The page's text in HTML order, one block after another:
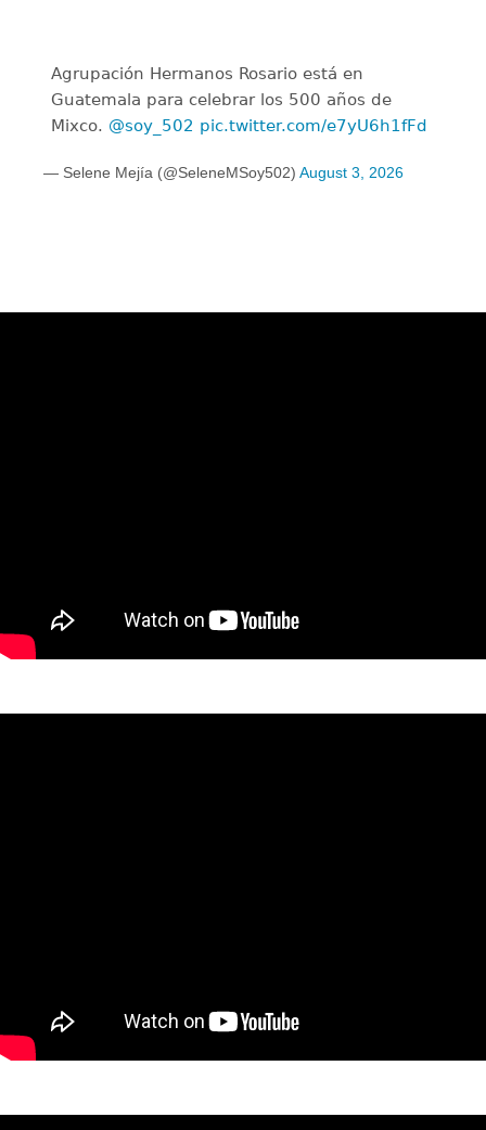
Agrupación Hermanos Rosario está en
Guatemala para celebrar los 500 años de
Mixco. @soy_502 pic.twitter.com/e7yU6h1fFd
— Selene Mejía (@SeleneMSoy502) August 3, 2026